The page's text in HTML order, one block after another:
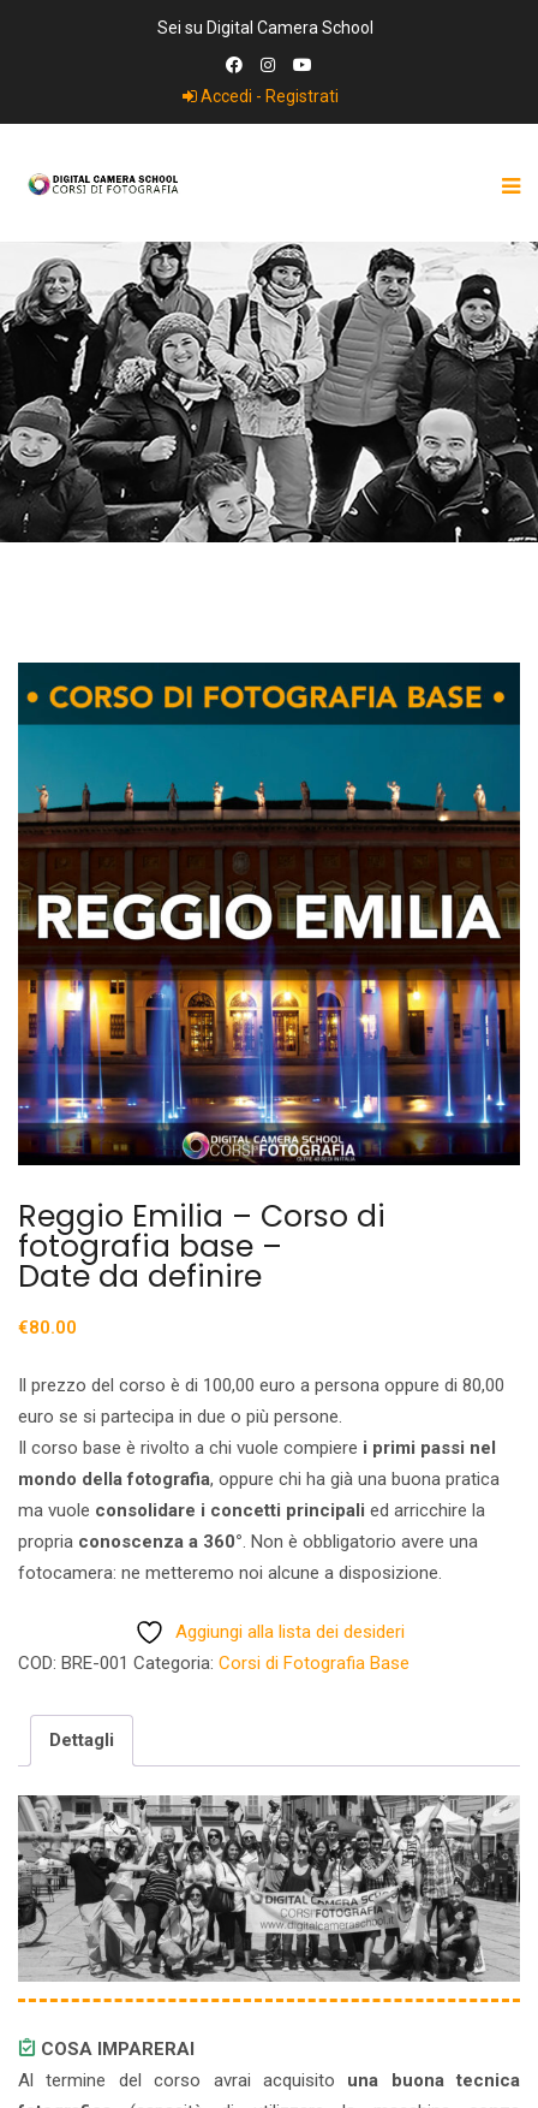
Sei su Digital Camera School
Accedi - Registrati
Reggio Emilia – Corso di
fotografia base –
Date da definire
€80.00
Il prezzo del corso è di 100,00 euro a persona oppure di 80,00
euro se si partecipa in due o più persone.
Il corso base è rivolto a chi vuole compiere i primi passi nel
mondo della fotografia, oppure chi ha già una buona pratica
ma vuole consolidare i concetti principali ed arricchire la
propria conoscenza a 360°. Non è obbligatorio avere una
fotocamera: ne metteremo noi alcune a disposizione.
Aggiungi alla lista dei desideri
COD: BRE-001 Categoria: Corsi di Fotografia Base
Dettagli
COSA IMPARERAI
Al termine del corso avrai acquisito una buona tecnica